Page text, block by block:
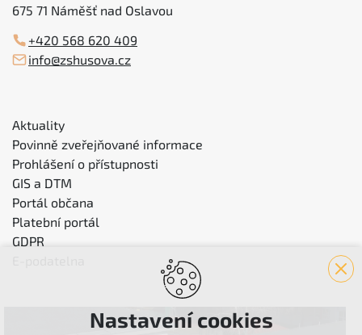
675 71 Náměšť nad Oslavou
+420 568 620 409
info@zshusova.cz
Aktuality
Povinně zveřejňované informace
Prohlášení o přístupnosti
GIS a DTM
Portál občana
Platební portál
GDPR
Nastavení cookies